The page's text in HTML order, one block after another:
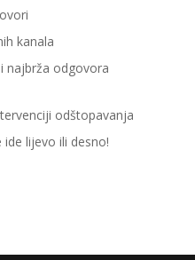
kanala
najbrža odgovora
odštopavanja
lijevo ili desno!